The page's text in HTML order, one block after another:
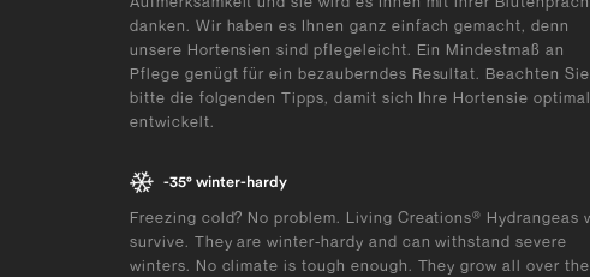
danken. Wir haben es Ihnen ganz einfach gemacht, denn
unsere Hortensien sind pflegeleicht. Ein Mindestmaß an
Pflege genügt für ein bezauberndes Resultat. Beachten Sie
bitte die folgenden Tipps, damit sich Ihre Hortensie optimal
entwickelt.
-35° winter-hardy
Freezing cold? No problem. Living Creations® Hydrangeas
survive. They are winter-hardy and can withstand severe
winters. No climate is tough enough. They grow all over the